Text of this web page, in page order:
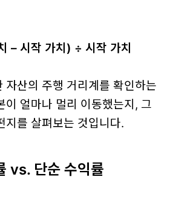
– 시작 가치) ÷ 시작 가치
자산의 주행 거리계를 확인하는
이 얼마나 멀리 이동했는지, 그
지를 살펴보는 것입니다.
vs. 단순 수익률